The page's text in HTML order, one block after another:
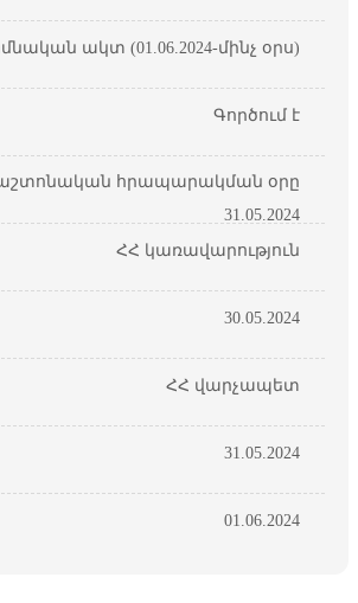
ակտ (01.06.2024-մինչ օրս)
Գործում է
Պաշտոնական հրապարակման օրը
31.05.2024
ՀՀ կառավարություն
30.05.2024
ՀՀ վարչապետ
31.05.2024
01.06.2024